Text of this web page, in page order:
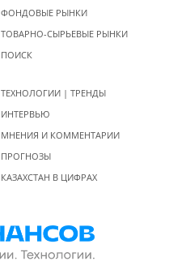
ФОНДОВЫЕ РЫНКИ
ТОВАРНО-СЫРЬЕВЫЕ РЫНКИ
ПОИСК
ТЕХНОЛОГИИ | ТРЕНДЫ
ИНТЕРВЬЮ
МНЕНИЯ И КОММЕНТАРИИ
ПРОГНОЗЫ
КАЗАХСТАН В ЦИФРАХ